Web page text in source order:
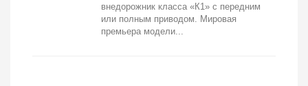
внедорожник класса «К1» с передним
или полным приводом. Мировая
премьера модели...